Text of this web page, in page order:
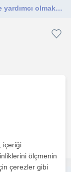
Bildiklerinizi pekiştirmek ister misiniz? Size yardımcı olmaktan mutluluk duyarım..! :)
içeriği
ölçmenin
çerezler gibi